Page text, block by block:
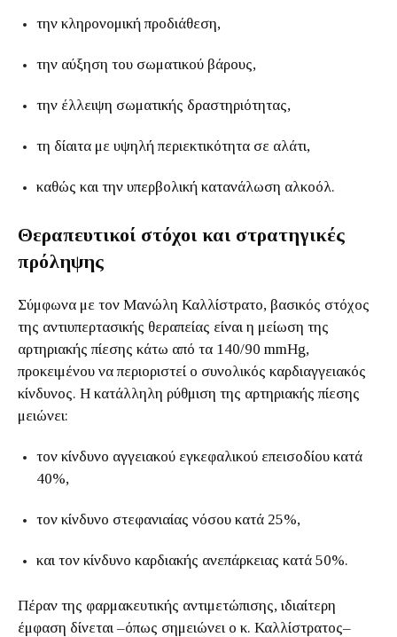
την κληρονομική προδιάθεση,
την αύξηση του σωματικού βάρους,
την έλλειψη σωματικής δραστηριότητας,
τη δίαιτα με υψηλή περιεκτικότητα σε αλάτι,
καθώς και την υπερβολική κατανάλωση αλκοόλ.
Θεραπευτικοί στόχοι και στρατηγικές
πρόληψης
Σύμφωνα με τον Μανώλη Καλλίστρατο, βασικός στόχος
της αντιυπερτασικής θεραπείας είναι η μείωση της
αρτηριακής πίεσης κάτω από τα 140/90 mmHg,
προκειμένου να περιοριστεί ο συνολικός καρδιαγγειακός
κίνδυνος. Η κατάλληλη ρύθμιση της αρτηριακής πίεσης
μειώνει:
τον κίνδυνο αγγειακού εγκεφαλικού επεισοδίου κατά
40%,
τον κίνδυνο στεφανιαίας νόσου κατά 25%,
και τον κίνδυνο καρδιακής ανεπάρκειας κατά 50%.
Πέραν της φαρμακευτικής αντιμετώπισης, ιδιαίτερη
έμφαση δίνεται –όπως σημειώνει ο κ. Καλλίστρατος–